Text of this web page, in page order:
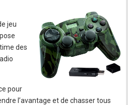
jeu
des
pour
l’avantage et de chasser tous